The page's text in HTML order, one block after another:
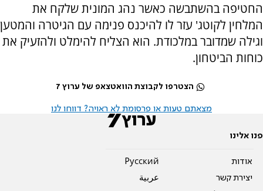
החטיפה בהשתבשה כאשר נהג המונית שלקח את
המלחין לקוטג' עזר לו להיכנס פנימה עם הגיטרה והמטען
וגילה שמדובר במלכודת. הוא הצליח להימלט ולהזעיק את
כוחות הביטחון.
הצטרפו לקבוצת הוואטצאפ של ערוץ 7
מצאתם טעות או פרסומת לא ראויה? דווחו לנו
פנו אלינו
אודות
יצירת קשר
Pусский
عربية